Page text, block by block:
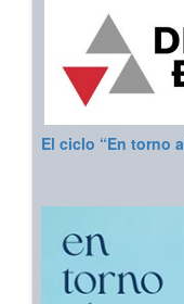
El ciclo “En torno